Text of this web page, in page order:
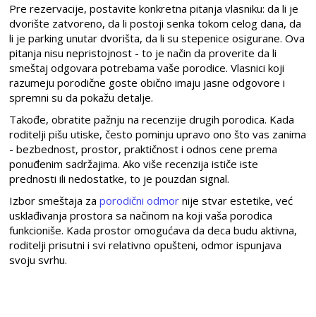
Pre rezervacije, postavite konkretna pitanja vlasniku: da li je
dvorište zatvoreno, da li postoji senka tokom celog dana, da
li je parking unutar dvorišta, da li su stepenice osigurane. Ova
pitanja nisu nepristojnost - to je način da proverite da li
smeštaj odgovara potrebama vaše porodice. Vlasnici koji
razumeju porodične goste obično imaju jasne odgovore i
spremni su da pokažu detalje.
Takođe, obratite pažnju na recenzije drugih porodica. Kada
roditelji pišu utiske, često pominju upravo ono što vas zanima
- bezbednost, prostor, praktičnost i odnos cene prema
ponuđenim sadržajima. Ako više recenzija ističe iste
prednosti ili nedostatke, to je pouzdan signal.
Izbor smeštaja zaporodični odmor nije stvar estetike, već
usklađivanja prostora sa načinom na koji vaša porodica
funkcioniše. Kada prostor omogućava da deca budu aktivna,
roditelji prisutni i svi relativno opušteni, odmor ispunjava
svoju svrhu.